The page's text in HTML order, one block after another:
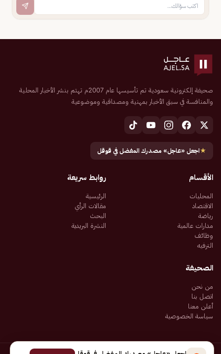
صحيفة إلكترونية سعودية تم تأسيسها عام 2007م تهتم بنشر الأخبار المحلية
والمنافسة في سبق الأخبار بمهنية ومصداقية وموضوعية
★اجعل «عاجل» مصدرك المفضل في قوقل
الأقسام
المحليات
الاقتصاد
رياضة
مدارات عالمية
وظائف
الترفيه
روابط سريعة
الرئيسية
مقالات الرأي
البحث
النشرة البريدية
الصحيفة
من نحن
اتصل بنا
أعلن معنا
سياسة الخصوصية